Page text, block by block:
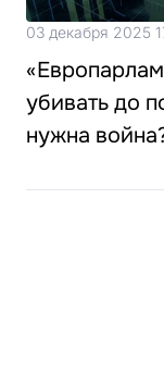
03 декабря 2025
убивать до
нужна